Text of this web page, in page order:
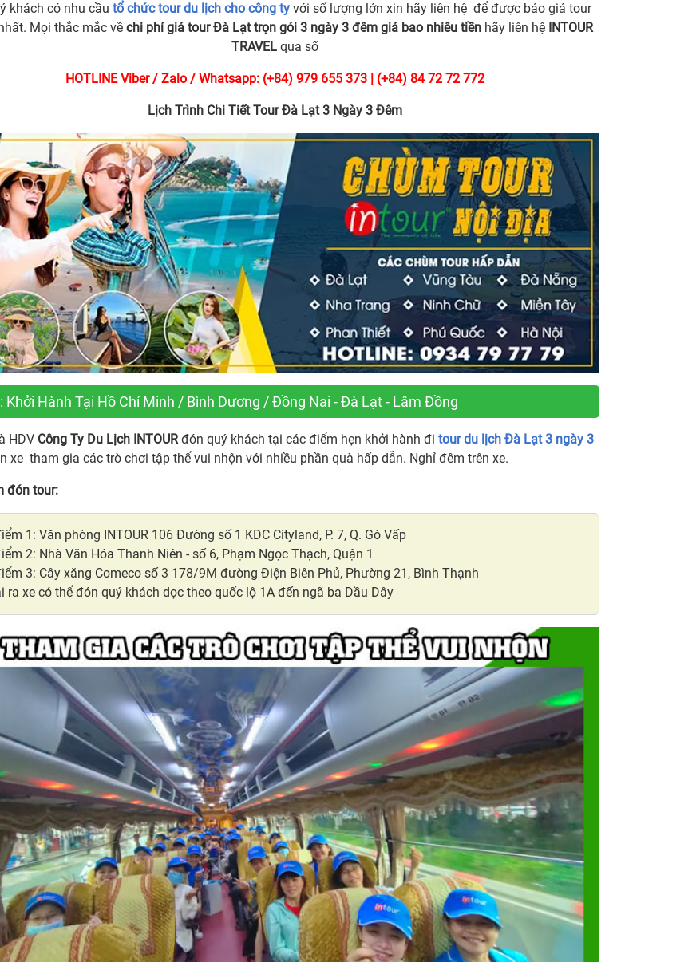
khách có nhu cầu tổ chức tour du lịch cho công ty với số lượng lớn xin hãy liên hệ để được báo giá tour
Mọi thắc mắc về chi phí giá tour Đà Lạt trọn gói 3 ngày 3 đêm giá bao nhiêu tiềnhãy liên hệ INTOUR
TRAVEL qua số
HOTLINE Viber / Zalo / Whatsapp: (+84) 979 655 373 | (+84) 84 72 72 772
Lịch Trình Chi Tiết Tour Đà Lạt 3 Ngày 3 Đêm
Khởi Hành Tại Hồ Chí Minh / Bình Dương / Đồng Nai - Đà Lạt - Lâm Đồng
HDV Công Ty Du Lịch INTOURđón quý khách tại các điểm hẹn khởi hành đi tour du lịch Đà Lạt 3 ngày 3
xe tham gia các trò chơi tập thể vui nhộn với nhiều phần quà hấp dẫn. Nghỉ đêm trên xe.
đón tour:
1: Văn phòng INTOUR 106 Đường số 1 KDC Cityland, P. 7, Q. Gò Vấp
2: Nhà Văn Hóa Thanh Niên - số 6, Phạm Ngọc Thạch, Quận 1
3: Cây xăng Comeco số 3 178/9M đường Điện Biên Phủ, Phường 21, Bình Thạnh
ra xe có thể đón quý khách dọc theo quốc lộ 1A đến ngã ba Dầu Dây